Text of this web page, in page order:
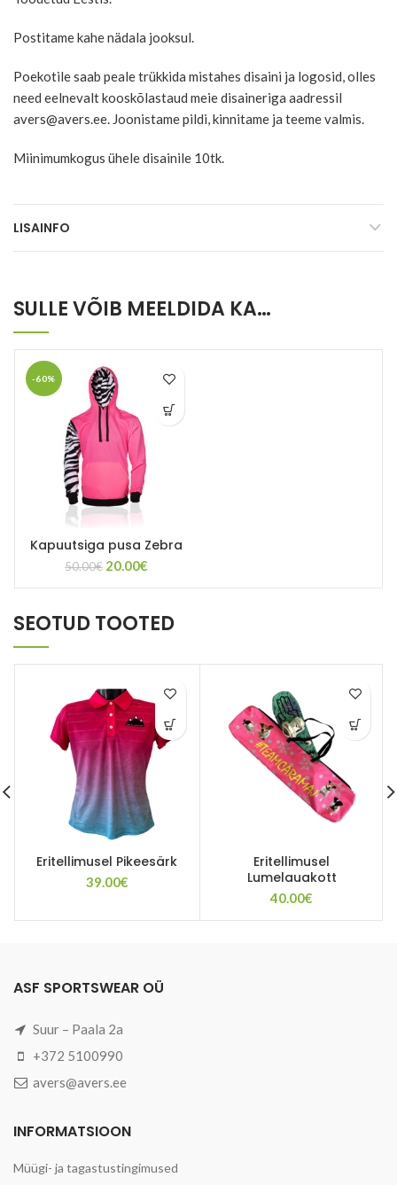
Postitame kahe nädala jooksul.
Poekotile saab peale trükkida mistahes disaini ja logosid, olles
need eelnevalt kooskõlastaud meie disaineriga aadressil
avers@avers.ee. Joonistame pildi, kinnitame ja teeme valmis.
Miinimumkogus ühele disainile 10tk.
LISAINFO
SULLE VÕIB MEELDIDA KA…
-60%
Kapuutsiga pusa Zebra
50.00€ Algne
50.00€.
20.00€
20.00€.
SEOTUD TOOTED
Eritellimusel Pikeesärk
39.00€
Eritellimusel
Lumelauakott
40.00€
ASF SPORTSWEAR OÜ
Suur – Paala 2a
+372 5100990
avers@avers.ee
INFORMATSIOON
Müügi- ja tagastustingimused